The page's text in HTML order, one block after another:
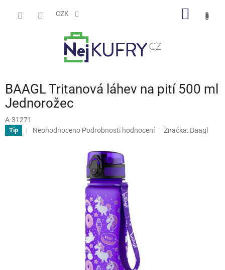
CZK
BAAGL Tritanová láhev na pití 500 ml
Jednorožec
A-31271
Tip
Průměrné
Neohodnoceno Podrobnosti hodnocení Značka: Baagl